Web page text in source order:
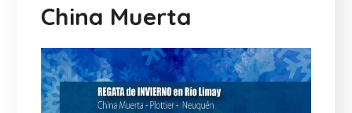
China Muerta